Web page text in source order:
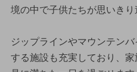
境の中で子供たちが思いきり
ジップラインやマウンテン
する施設も充実しており、